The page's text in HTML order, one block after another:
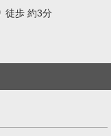
徒歩 約3分